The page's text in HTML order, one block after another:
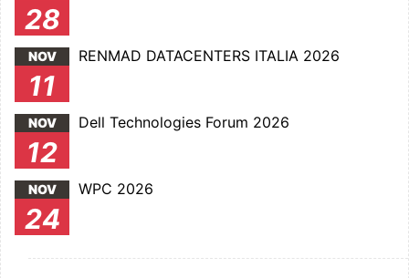
28
NOV
11
RENMAD DATACENTERS ITALIA 2026
NOV
12
Dell Technologies Forum 2026
NOV
24
WPC 2026